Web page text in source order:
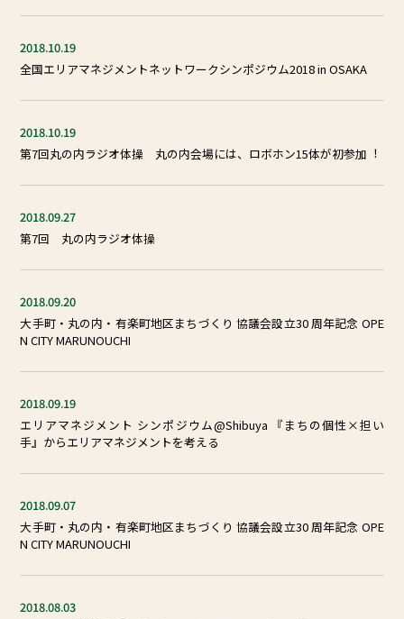
2018.10.19
全国エリアマネジメントネットワークシンポジウム2018 in OSAKA
2018.10.19
第7回丸の内ラジオ体操 丸の内会場には、ロボホン15体が初参加︕
2018.09.27
第7回 丸の内ラジオ体操
2018.09.20
⼤⼿町・丸の内・有楽町地区まちづくり 協議会設⽴30 周年記念 OPE
N CITY MARUNOUCHI
2018.09.19
エリアマネジメント シンポジウム@Shibuya 『まちの個性×担い
⼿』からエリアマネジメントを考える
2018.09.07
⼤⼿町・丸の内・有楽町地区まちづくり 協議会設⽴30 周年記念 OPE
N CITY MARUNOUCHI
2018.08.03